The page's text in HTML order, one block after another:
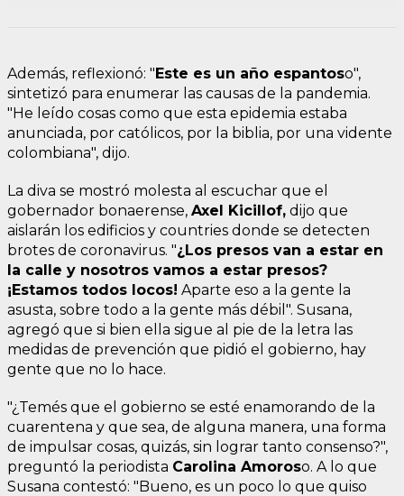
Además, reflexionó: "Este es un año espantoso",
sintetizó para enumerar las causas de la pandemia.
"He leído cosas como que esta epidemia estaba
anunciada, por católicos, por la biblia, por una vidente
colombiana", dijo.
La diva se mostró molesta al escuchar que el
gobernador bonaerense, Axel Kicillof, dijo que
aislarán los edificios y countries donde se detecten
brotes de coronavirus. "¿Los presos van a estar en
la calle y nosotros vamos a estar presos?
¡Estamos todos locos! Aparte eso a la gente la
asusta, sobre todo a la gente más débil". Susana,
agregó que si bien ella sigue al pie de la letra las
medidas de prevención que pidió el gobierno, hay
gente que no lo hace.
"¿Temés que el gobierno se esté enamorando de la
cuarentena y que sea, de alguna manera, una forma
de impulsar cosas, quizás, sin lograr tanto consenso?",
preguntó la periodista Carolina Amoroso. A lo que
Susana contestó: "Bueno, es un poco lo que quiso